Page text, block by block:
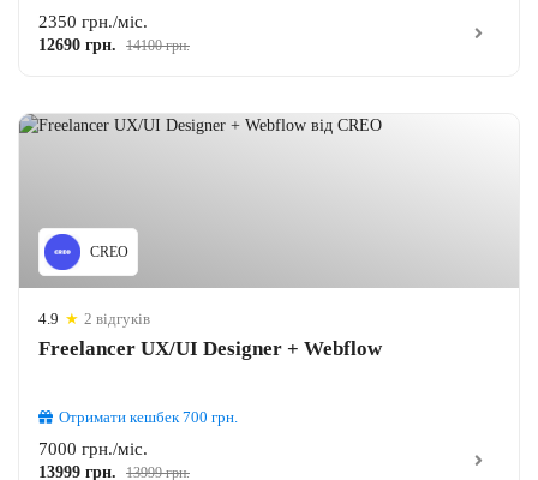
2350 грн./міс.
12690 грн. 14100 грн.
CREO
4.9 ★ 2 відгуків
Freelancer UX/UI Designer + Webflow
Отримати кешбек700 грн.
7000 грн./міс.
13999 грн. 13999 грн.